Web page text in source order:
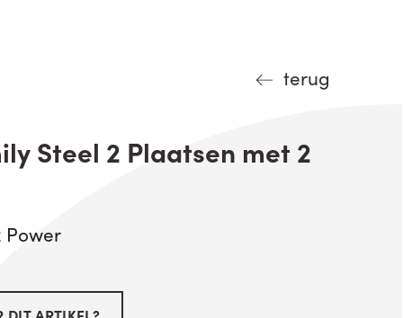
terug
Steel 2 Plaatsen met 2
Power